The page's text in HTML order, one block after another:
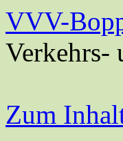
VVV-
Verkehrs-
Zum